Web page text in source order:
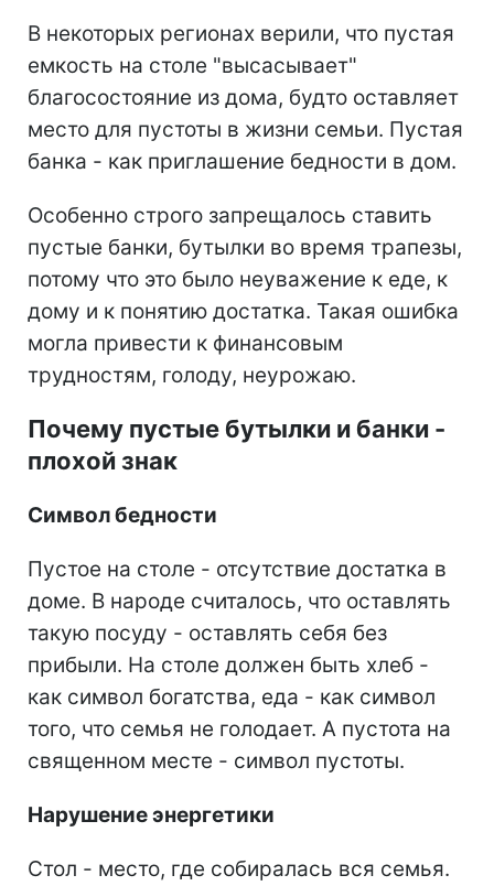
В некоторых регионах верили, что пустая
емкость на столе "высасывает"
благосостояние из дома, будто оставляет
место для пустоты в жизни семьи. Пустая
банка - как приглашение бедности в дом.
Особенно строго запрещалось ставить
пустые банки, бутылки во время трапезы,
потому что это было неуважение к еде, к
дому и к понятию достатка. Такая ошибка
могла привести к финансовым
трудностям, голоду, неурожаю.
Почему пустые бутылки и банки -
плохой знак
Символ бедности
Пустое на столе - отсутствие достатка в
доме. В народе считалось, что оставлять
такую посуду - оставлять себя без
прибыли. На столе должен быть хлеб -
как символ богатства, еда - как символ
того, что семья не голодает. А пустота на
священном месте - символ пустоты.
Нарушение энергетики
Стол - место, где собиралась вся семья.